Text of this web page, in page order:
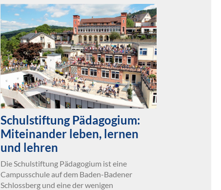
Schulstiftung Pädagogium:
Miteinander leben, lernen
und lehren
Die Schulstiftung Pädagogium ist eine
Campusschule auf dem Baden-Badener
Schlossberg und eine der wenigen